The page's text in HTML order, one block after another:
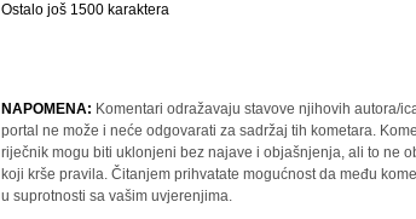
Ostalo još 1500 karaktera
NAPOMENA: Komentari odražavaju stavove njihovih autora/
portal ne može i neće odgovarati za sadržaj tih kometara.
riječnik mogu biti uklonjeni bez najave i objašnjenja, ali to ne
koji krše pravila. Čitanjem prihvatate mogućnost da među
u suprotnosti sa vašim uvjerenjima.